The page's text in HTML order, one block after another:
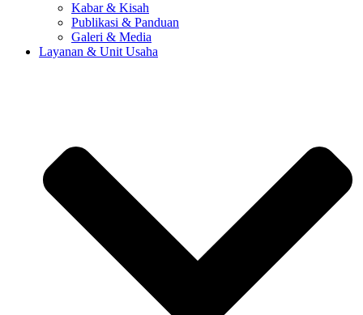
Kabar & Kisah
Publikasi & Panduan
Galeri & Media
Layanan & Unit Usaha